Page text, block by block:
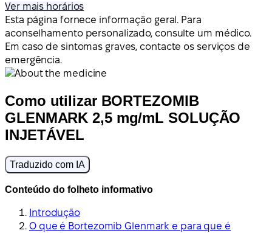
Ver mais horários
Esta página fornece informação geral. Para
aconselhamento personalizado, consulte um médico.
Em caso de sintomas graves, contacte os serviços de
emergência.
Como utilizar BORTEZOMIB
GLENMARK 2,5 mg/mL SOLUÇÃO
INJETÁVEL
Traduzido com IA
Conteúdo do folheto informativo
Introdução
O que é Bortezomib Glenmark e para que é